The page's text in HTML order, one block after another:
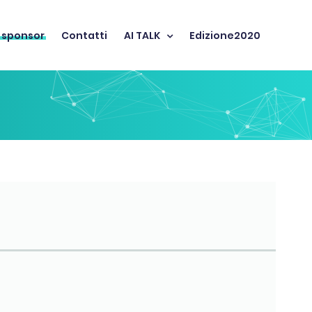
Contatti AI TALK Edizione2020